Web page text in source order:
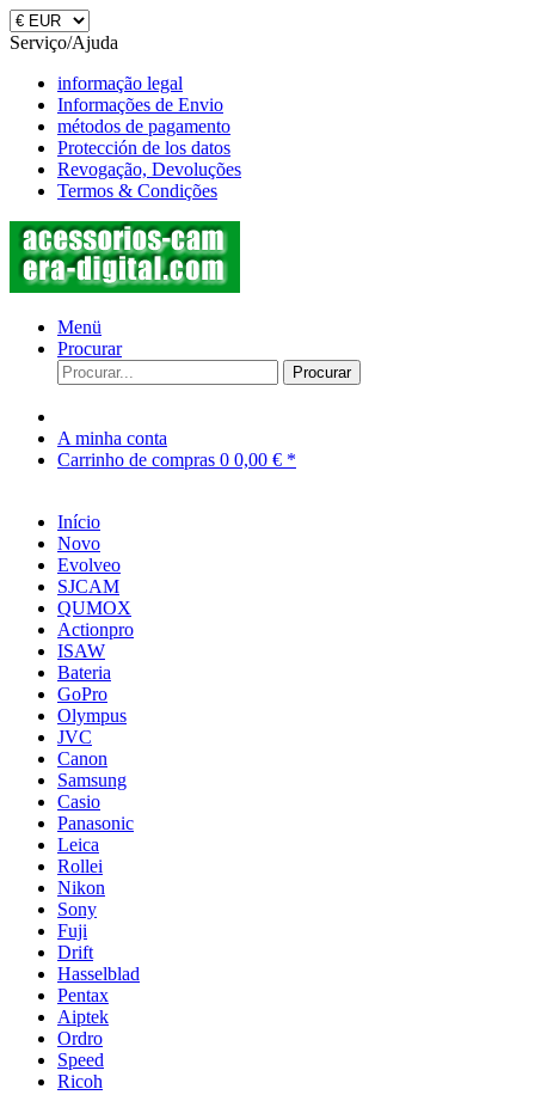
Serviço/Ajuda
informação legal
Informações de Envio
métodos de pagamento
Protección de los datos
Revogação, Devoluções
Termos & Condições
Menü
Procurar
Procurar
A minha conta
Carrinho de compras 0 0,00 € *
Início
Novo
Evolveo
SJCAM
QUMOX
Actionpro
ISAW
Bateria
GoPro
Olympus
JVC
Canon
Samsung
Casio
Panasonic
Leica
Rollei
Nikon
Sony
Fuji
Drift
Hasselblad
Pentax
Aiptek
Ordro
Speed
Ricoh